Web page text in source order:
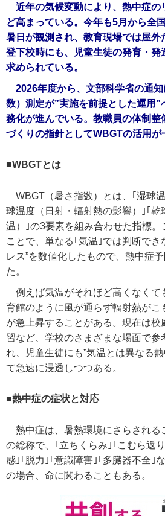
近年の気候変動により、熱中症の
ど高まっている。今年も5月から全
暑日が観測され、教育現場では屋外
登下校時にも、児童生徒の発育・発
求められている。
2026年度から、文部科学省の通
数）測定が”実施を前提とした運用
務化が進んでいる。教職員の体制整
づくりの指針としてWBGTの活用が
■WBGTとは
WBGT（暑さ指数）とは、｢湿球
球温度（日射・輻射熱の影響）｣｢乾
温）｣の3要素を組み合わせた指標。
ことで、単なる｢気温｣では判断でき
レス”を数値化したもので、熱中症
た。
例えば気温がそれほど高くなくて
育館のように風が通らず輻射熱がこ
が急上昇することがある。現在は校
習など、学校のさまざまな場面で参
れ、児童生徒にも”気温とは異なる
て急速に浸透しつつある。
■熱中症の症状と対応
熱中症は、暑熱環境にさらされる
の総称で、｢立ちくらみ｣｢こむら返
感｣｢脱力｣｢意識障害｣｢多臓器不全｣
の場合、命に関わることもある。